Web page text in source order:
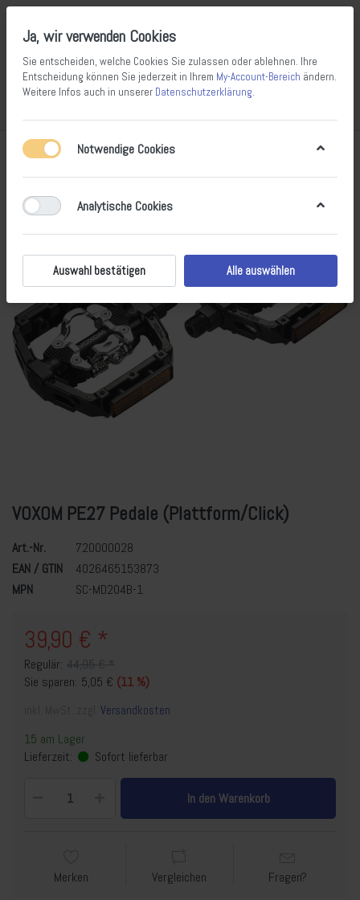
VOXOM PE27 Pedale (Plattform/Click)
Art.-Nr.
720000028
EAN / GTIN
4026465153873
MPN
SC-MD204B-1
39,90 € *
Regulär: 44,95 € *
Sie sparen: 5,05 € (11 %)
Versandkosten
15 am Lager
Lieferzeit:
Sofort lieferbar
In den Warenkorb
Merken Vergleichen Fragen?
Ja, wir verwenden Cookies
Sie entscheiden, welche Cookies Sie zulassen oder ablehnen. Ihre
Entscheidung können Sie jederzeit in Ihrem My-Account-Bereich ändern.
Weitere Infos auch in unserer Datenschutzerklärung.
Notwendige Cookies
Analytische Cookies
Auswahl bestätigen Alle auswählen